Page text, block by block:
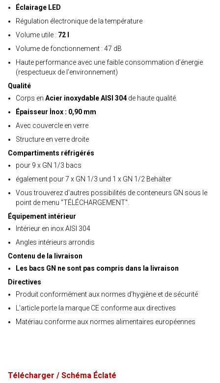
Éclairage LED
Régulation électronique de la température
Volume utile : 72 l
Volume de fonctionnement : 47 dB
Haute performance avec une faible consommation d’énergie
(respectueux de l’environnement)
Qualité
Corps en Acier inoxydable AISI 304de haute qualité.
Épaisseur İnox : 0,90 mm
Avec couvercle en verre
Structure en verre droite
Compartiments réfrigérés
pour 9 x GN 1/3 bacs
également pour 7 x GN 1/3 und 1 x GN 1/2 Behälter
Vous trouverez d'autres possibilités de conteneurs GN sous le
point de menu "TÉLÉCHARGEMENT".
Équipement intérieur
Intérieur en inox AISI 304
Angles intérieurs arrondis
Contenu de la livraison
Les bacs GN ne sont pas compris dans la livraison
Directives
Produit conformément aux normes d’hygiène et de sécurité
L'article porte la marque CE conforme aux directives
Matériau conforme aux normes alimentaires européennes
Télécharger / Schéma Éclaté